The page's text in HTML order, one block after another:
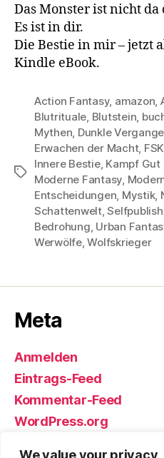
We value your privacy
Das Monster ist nicht
Es ist in dir.
Die Bestie in mir – jetzt
Kindle eBook.
Schlagwörter
Action Fantasy, amazon
Blutrituale Blutstein
Mythen Dunkle
Erwachen der Macht,
Innere Bestie, Kampf Gut
Moderne Fantasy
Entscheidungen Mystik,
Schattenwelt,
Bedrohung Urban
Werwölfe,Wolfskrieger
Meta
Anmelden
Eintrags-Feed
Kommentar-Feed
WordPress.org